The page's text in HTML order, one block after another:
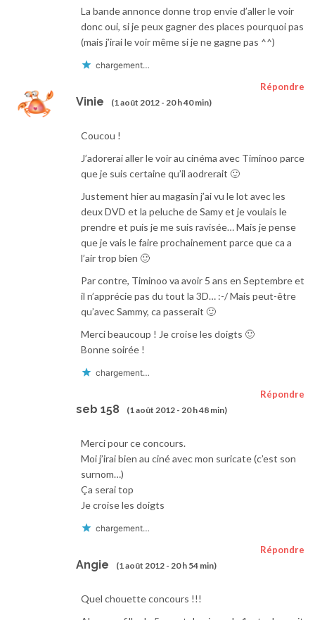
La bande annonce donne trop envie d’aller le voir
donc oui, si je peux gagner des places pourquoi pas
(mais j’irai le voir même si je ne gagne pas ^^)
chargement…
Vinie (1 août 2012 - 20 h 40 min)
Répondre
Coucou !
J’adorerai aller le voir au cinéma avec Timinoo parce
que je suis certaine qu’il aodrerait 🙂
Justement hier au magasin j’ai vu le lot avec les
deux DVD et la peluche de Samy et je voulais le
prendre et puis je me suis ravisée… Mais je pense
que je vais le faire prochainement parce que ca a
l’air trop bien 🙂
Par contre, Timinoo va avoir 5 ans en Septembre et
il n’apprécie pas du tout la 3D… :-/ Mais peut-être
qu’avec Sammy, ca passerait 🙂
Merci beaucoup ! Je croise les doigts 🙂
Bonne soirée !
chargement…
seb 158 (1 août 2012 - 20 h 48 min)
Répondre
Merci pour ce concours.
Moi j’irai bien au ciné avec mon suricate (c’est son
surnom…)
Ça serai top
Je croise les doigts
chargement…
Angie (1 août 2012 - 20 h 54 min)
Répondre
Quel chouette concours !!!